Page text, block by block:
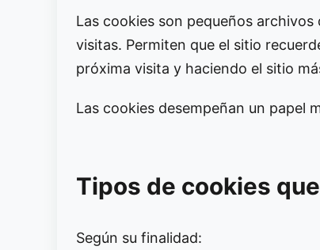
Las cookies son pequeños
visitas. Permiten que el sitio
próxima visita y haciendo el sitio
Las cookies desempeñan un papel
Tipos de cookies
Según su finalidad: